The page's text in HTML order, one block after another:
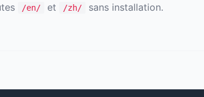
/en/ et /zh/ sans installation.